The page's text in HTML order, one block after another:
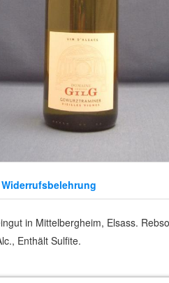
in Mittelbergheim, Elsass.
Enthält Sulfite.